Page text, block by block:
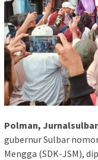
Polman, Jurnalsulbar
gubernur Sulbar
Mengga (SDK-JSM),